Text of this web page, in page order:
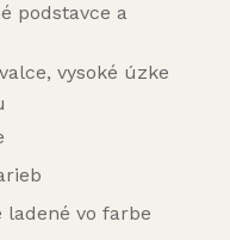
podstavce a
vysoké úzke
vo farbe